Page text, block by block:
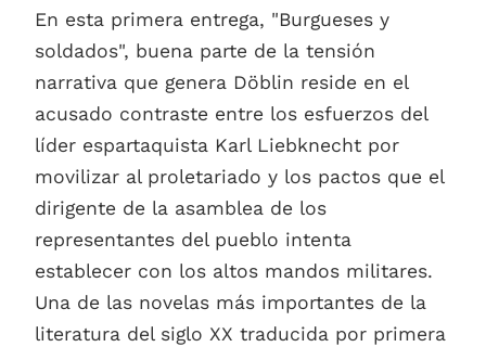
En esta primera entrega, "Burgueses y
soldados", buena parte de la tensión
narrativa que genera Döblin reside en el
acusado contraste entre los esfuerzos del
líder espartaquista Karl Liebknecht por
movilizar al proletariado y los pactos que el
dirigente de la asamblea de los
representantes del pueblo intenta
establecer con los altos mandos militares.
Una de las novelas más importantes de la
literatura del siglo XX traducida por primera